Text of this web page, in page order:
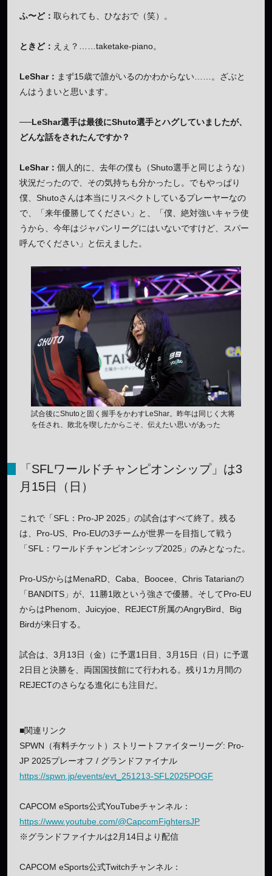
ふ〜ど： 取られても、ひなおで（笑）。
ときど： えぇ？……taketake-piano。
LeShar： まず15歳で誰がいるのかわからない……。ざぶと
んはうまいと思います。
──LeShar選手は最後にShuto選手とハグしていましたが、
どんな話をされたんですか？
LeShar： 個人的に、去年の僕も（Shuto選手と同じような）
状況だったので、その気持ちも分かったし。でもやっぱり
僕、Shutoさんは本当にリスペクトしているプレーヤーなの
で、「来年優勝してください」と、「僕、絶対強いキャラ使
うから、今年はジャパンリーグにはいないですけど、スパー
呼んでください」と伝えました。
試合後にShutoと固く握手をかわすLeShar。昨年は同じく大将
を任され、敗北を喫したからこそ、伝えたい思いがあった
「SFLワールドチャンピオンシップ」は3
月15日（日）
これで「SFL：Pro-JP 2025」の試合はすべて終了。残る
は、Pro-US、Pro-EUの3チームが世界一を目指して戦う
「SFL：ワールドチャンピオンシップ2025」のみとなった。
Pro-USからはMenaRD、Caba、Boocee、Chris Tatarianの
「BANDITS」が、11勝1敗という強さで優勝。そしてPro-EU
からはPhenom、Juicyjoe、REJECT所属のAngryBird、Big
Birdが来日する。
試合は、3月13日（金）に予選1日目、3月15日（日）に予選
2日目と決勝を、両国国技館にて行われる。残り1カ月間の
REJECTのさらなる進化にも注目だ。
■関連リンク
SPWN（有料チケット）ストリートファイターリーグ: Pro-
JP 2025プレーオフ / グランドファイナル
https://spwn.jp/events/evt_251213-SFL2025POGF
CAPCOM eSports公式YouTubeチャンネル：
https://www.youtube.com/@CapcomFightersJP
※グランドファイナルは2月14日より配信
CAPCOM eSports公式Twitchチャンネル：